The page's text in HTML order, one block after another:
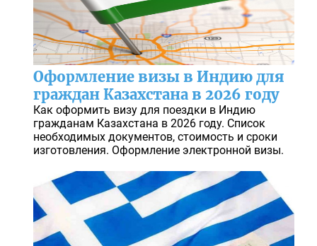
Оформление визы в Индию для
граждан Казахстана в 2026 году
Как оформить визу для поездки в Индию
гражданам Казахстана в 2026 году. Список
необходимых документов, стоимость и сроки
изготовления. Оформление электронной визы.